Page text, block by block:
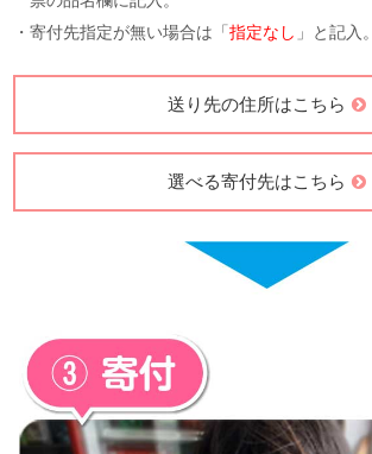
票の品名欄に記入。
・寄付先指定が無い場合は「 指定なし」と記入。
送り先の住所はこちら
選べる寄付先はこちら